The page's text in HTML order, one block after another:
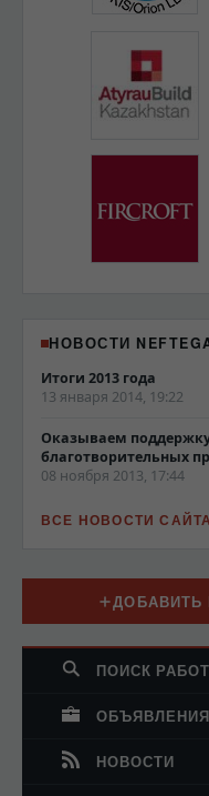
ДОБАВИТЬ
ПОИСК
ОБЪЯВЛЕНИЯ
НОВОСТИ
НОВОСТИ
Итоги 2013 года
13 января 2014, 19:22
Оказываем
благотворительных
08 ноября 2013, 17:44
ВСЕ НОВОСТИ САЙТА